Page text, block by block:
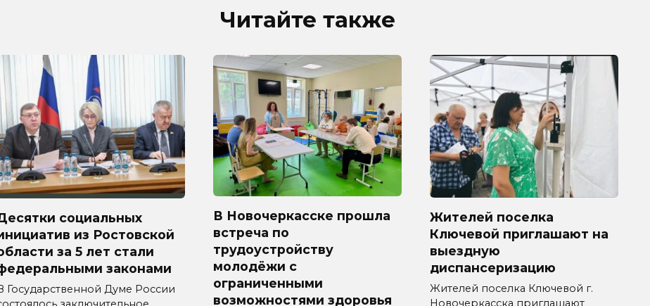
Читайте также
социальных
из Ростовской
за 5 лет стали
законами
Государственной Думе России
В Новочеркасске прошла
встреча по
трудоустройству
молодёжи с
ограниченными
возможностями здоровья
Жителей поселка
Ключевой приглашают на
выездную
диспансеризацию
Жителей поселка Ключевой г.
Новочеркасска приглашают